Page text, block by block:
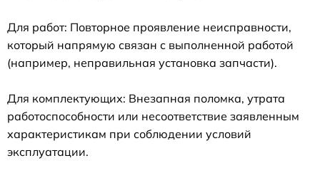
Для работ: Повторное проявление неисправности,
который напрямую связан с выполненной работой
(например, неправильная установка запчасти).
Для комплектующих: Внезапная поломка, утрата
работоспособности или несоответствие заявленным
характеристикам при соблюдении условий
эксплуатации.